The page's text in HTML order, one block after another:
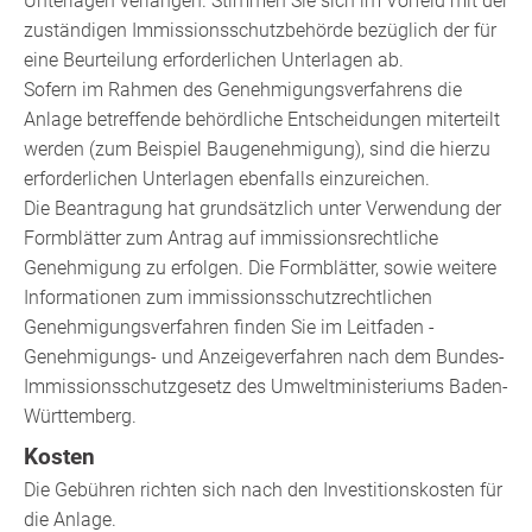
zuständigen Immissionsschutzbehörde bezüglich der für
eine Beurteilung erforderlichen Unterlagen ab.
Sofern im Rahmen des Genehmigungsverfahrens die
Anlage betreffende behördliche Entscheidungen miterteilt
werden (zum Beispiel Baugenehmigung), sind die hierzu
erforderlichen Unterlagen ebenfalls einzureichen.
Die Beantragung hat grundsätzlich unter Verwendung der
Formblätter zum Antrag auf immissionsrechtliche
Genehmigung zu erfolgen. Die Formblätter, sowie weitere
Informationen zum immissionsschutzrechtlichen
Genehmigungsverfahren finden Sie im Leitfaden -
Genehmigungs- und Anzeigeverfahren nach dem Bundes-
Immissionsschutzgesetz des Umweltministeriums Baden-
Württemberg.
Kosten
Die Gebühren richten sich nach den Investitionskosten für
die Anlage.